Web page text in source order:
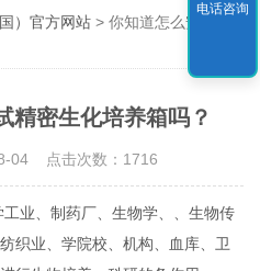
）官方网站 > 你知道怎么安装调
精密生化培养箱吗？
04 点击次数：1716
工业、制药厂、生物学、、生物传
织业、学院校、机构、血库、卫
电话咨询